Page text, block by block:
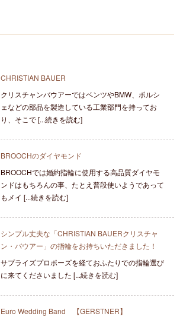
CHRISTIAN BAUER
クリスチャンバウアーではベンツやBMW、ポルシ
ェなどの部品を製造している工業部門を持ってお
り、そこで [...続きを読む]
BROOCHのダイヤモンド
BROOCHでは婚約指輪に使用する高品質ダイヤモ
ンドはもちろんの事、たとえ普段使いようであって
もメイ [...続きを読む]
シンプル丈夫な「CHRISTIAN BAUERクリスチャ
ン・バウアー」の指輪をお持ちいただきました！
サプライズプロポーズを経ておふたりでの指輪選び
に来てくださいました [...続きを読む]
Euro Wedding Band 【GERSTNER】